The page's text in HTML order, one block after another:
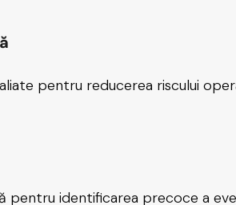
pentru reducerea riscului
pentru identificarea precoce a